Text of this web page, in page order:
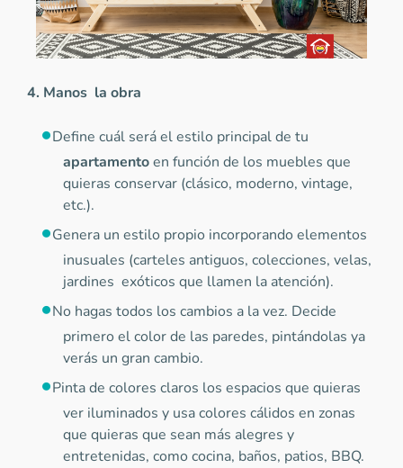
4. Manos la obra
Define cuál será el estilo principal de tu
apartamentoen función de los muebles que
quieras conservar (clásico, moderno, vintage,
etc.).
Genera un estilo propio incorporando elementos
inusuales (carteles antiguos, colecciones, velas,
jardines exóticos que llamen la atención).
No hagas todos los cambios a la vez. Decide
primero el color de las paredes, pintándolas ya
verás un gran cambio.
Pinta de colores claros los espacios que quieras
ver iluminados y usa colores cálidos en zonas
que quieras que sean más alegres y
entretenidas, como cocina, baños, patios, BBQ.